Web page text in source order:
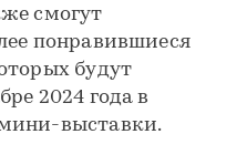
смогут
понравившиеся
будут
2024 года в
выставки.